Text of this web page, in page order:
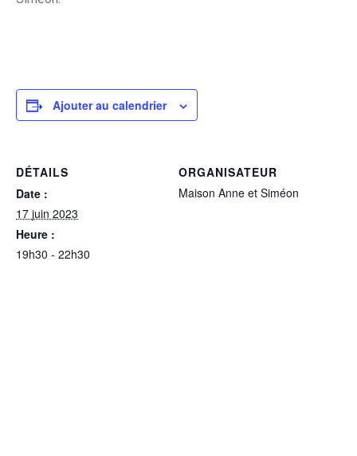
Ajouter au calendrier
DÉTAILS
Date :
17 juin 2023
Heure :
19h30 - 22h30
ORGANISATEUR
Maison Anne et Siméon